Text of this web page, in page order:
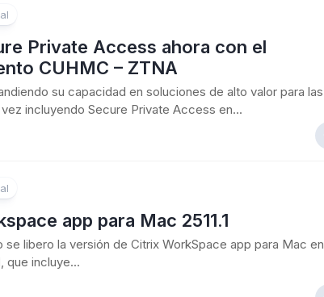
Private Access ahora con el
CUHMC – ZTNA
su capacidad en soluciones de alto valor para las
incluyendo Secure Private Access en...
app para Mac 2511.1
se libero la versión de Citrix WorkSpace app para Mac en
que incluye...